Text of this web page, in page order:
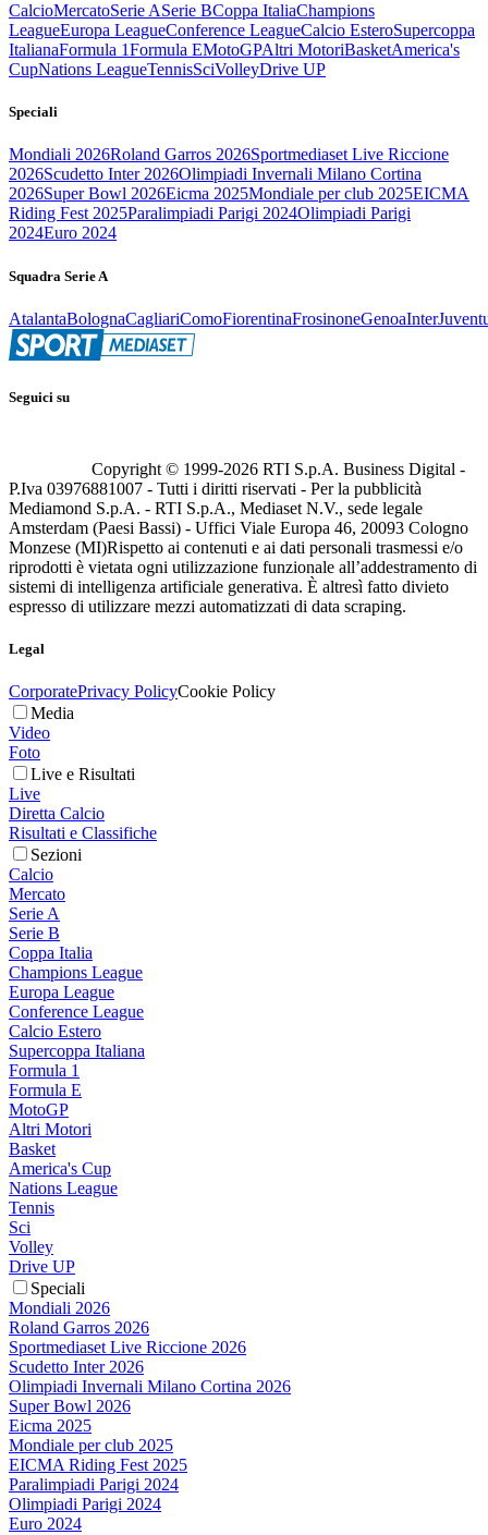
CalcioMercatoSerie ASerie BCoppa ItaliaChampions
LeagueEuropa LeagueConference LeagueCalcio EsteroSupercoppa
ItalianaFormula 1Formula EMotoGPAltri MotoriBasketAmerica's
CupNations LeagueTennisSciVolleyDrive UP
Speciali
Mondiali 2026Roland Garros 2026Sportmediaset Live Riccione
2026Scudetto Inter 2026Olimpiadi Invernali Milano Cortina
2026Super Bowl 2026Eicma 2025Mondiale per club 2025EICMA
Riding Fest 2025Paralimpiadi Parigi 2024Olimpiadi Parigi
2024Euro 2024
Squadra Serie A
AtalantaBolognaCagliariComoFiorentinaFrosinoneGenoaInter
Seguici su
Copyright © 1999-2026 RTI S.p.A. Business Digital -
P.Iva 03976881007 - Tutti i diritti riservati - Per la pubblicità
Mediamond S.p.A. - RTI S.p.A., Mediaset N.V., sede legale
Amsterdam (Paesi Bassi) - Uffici Viale Europa 46, 20093 Cologno
Monzese (MI)Rispetto ai contenuti e ai dati personali trasmessi e/o
riprodotti è vietata ogni utilizzazione funzionale all’addestramento di
sistemi di intelligenza artificiale generativa. È altresì fatto divieto
espresso di utilizzare mezzi automatizzati di data scraping.
Legal
CorporatePrivacy PolicyCookie Policy
Media
Video
Foto
Live e Risultati
Live
Diretta Calcio
Risultati e Classifiche
Sezioni
Calcio
Mercato
Serie A
Serie B
Coppa Italia
Champions League
Europa League
Conference League
Calcio Estero
Supercoppa Italiana
Formula 1
Formula E
MotoGP
Altri Motori
Basket
America's Cup
Nations League
Tennis
Sci
Volley
Drive UP
Speciali
Mondiali 2026
Roland Garros 2026
Sportmediaset Live Riccione 2026
Scudetto Inter 2026
Olimpiadi Invernali Milano Cortina 2026
Super Bowl 2026
Eicma 2025
Mondiale per club 2025
EICMA Riding Fest 2025
Paralimpiadi Parigi 2024
Olimpiadi Parigi 2024
Euro 2024